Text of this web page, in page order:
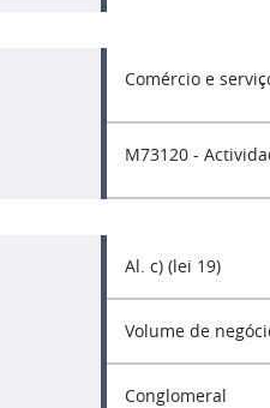
Comércio e
M73120 -
Al. c) (lei 19)
Volume de
Conglomeral